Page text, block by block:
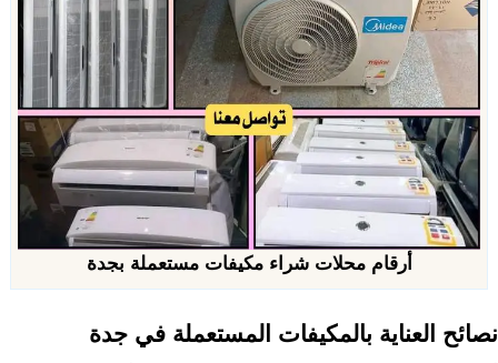
أرقام محلات شراء مكيفات مستعملة بجدة
نصائح العناية بالمكيفات المستعملة في جدة